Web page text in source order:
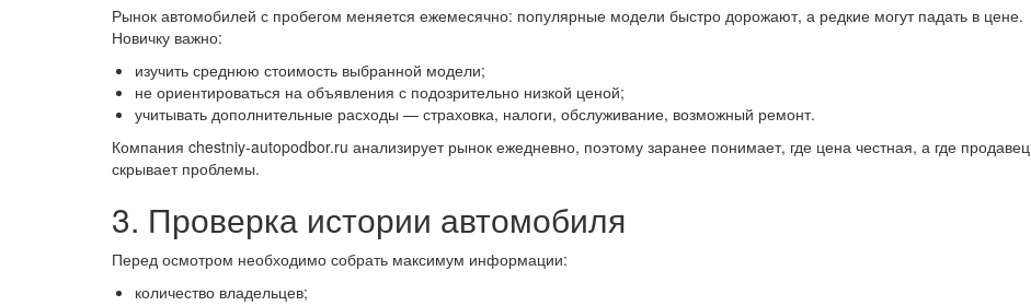
Рынок автомобилей с пробегом меняется ежемесячно: популярные модели быстро дорожают, а редкие могут падать в цене.
Новичку важно:
изучить среднюю стоимость выбранной модели;
не ориентироваться на объявления с подозрительно низкой ценой;
учитывать дополнительные расходы — страховка, налоги, обслуживание, возможный ремонт.
Компания chestniy-autopodbor.ru анализирует рынок ежедневно, поэтому заранее понимает, где цена честная, а где продавец
скрывает проблемы.
3. Проверка истории автомобиля
Перед осмотром необходимо собрать максимум информации:
количество владельцев;